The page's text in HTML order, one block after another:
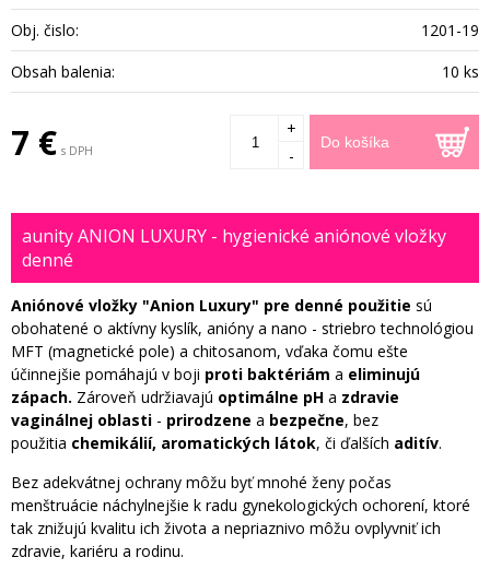
Obj. čislo:
1201-19
Obsah balenia:
10 ks
7 € s DPH Do košíka
+
-
aunity ANION LUXURY - hygienické aniónové vložky
denné
Aniónové vložky "Anion Luxury" pre denné použitie sú
obohatené o aktívny kyslík, anióny a nano - striebro technológiou
MFT (magnetické pole) a chitosanom, vďaka čomu ešte
účinnejšie pomáhajú v boji proti baktériám a eliminujú
zápach. Zároveň udržiavajú optimálne pH a zdravie
vaginálnej oblasti - prirodzene a bezpečne, bez
použitia chemikálií, aromatických látok, či ďalších aditív.
Bez adekvátnej ochrany môžu byť mnohé ženy počas
menštruácie náchylnejšie k radu gynekologických ochorení, ktoré
tak znižujú kvalitu ich života a nepriaznivo môžu ovplyvniť ich
zdravie, kariéru a rodinu.